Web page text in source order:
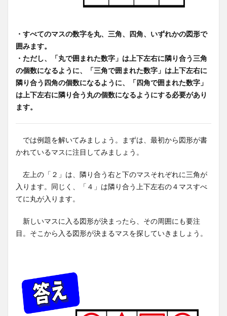
・すべてのマスの数字を丸、三角、四角、いずれかの図形で
囲みます。
・ただし、「丸で囲まれた数字」は上下左右に隣り合う三角
の個数になるように、「三角で囲まれた数字」は上下左右に
隣り合う四角の個数になるように、「四角で囲まれた数字」
は上下左右に隣り合う丸の個数になるようにする必要があり
ます。
では例題を解いてみましょう。まずは、最初から図形が書
かれているマスに注目してみましょう。
左上の「２」は、隣り合う右と下のマスそれぞれに三角が
入ります。同じく、「４」は隣り合う上下左右の４マスすべ
てに丸が入ります。
新しいマスに入る図形が決まったら、その周囲にも要注
目。そこから入る図形が決まるマスを探していきましょう。